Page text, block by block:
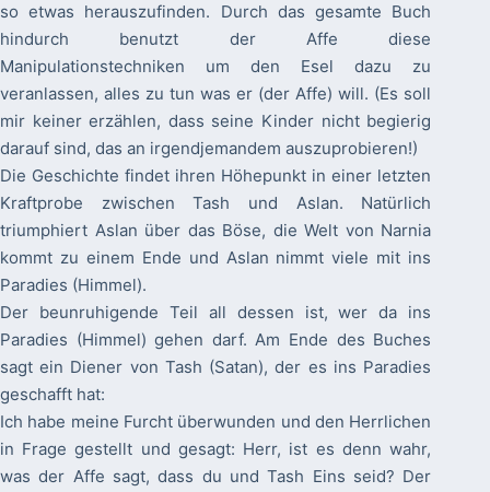
so etwas herauszufinden. Durch das gesamte Buch
hindurch benutzt der Affe diese
Manipulationstechniken um den Esel dazu zu
veranlassen, alles zu tun was er (der Affe) will. (Es soll
mir keiner erzählen, dass seine Kinder nicht begierig
darauf sind, das an irgendjemandem auszuprobieren!)
Die Geschichte findet ihren Höhepunkt in einer letzten
Kraftprobe zwischen Tash und Aslan. Natürlich
triumphiert Aslan über das Böse, die Welt von Narnia
kommt zu einem Ende und Aslan nimmt viele mit ins
Paradies (Himmel).
Der beunruhigende Teil all dessen ist, wer da ins
Paradies (Himmel) gehen darf. Am Ende des Buches
sagt ein Diener von Tash (Satan), der es ins Paradies
geschafft hat:
Ich habe meine Furcht überwunden und den Herrlichen
in Frage gestellt und gesagt: Herr, ist es denn wahr,
was der Affe sagt, dass du und Tash Eins seid? Der